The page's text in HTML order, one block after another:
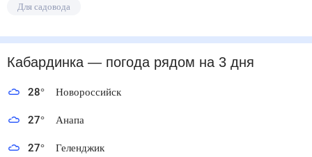
Для садовода
Кабардинка— погода рядом на 3 дня
28° Новороссийск
27° Анапа
27° Геленджик